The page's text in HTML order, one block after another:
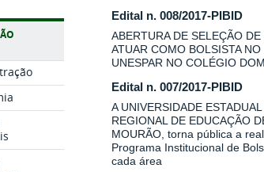
Edital n. 008/2017-PIBID
ABERTURA DE SELEÇÃO
ATUAR COMO BOLSISTA
UNESPAR NO COLÉGIO
Edital n. 007/2017-PIBID
A UNIVERSIDADE
REGIONAL DE EDUCAÇÃO
MOURÃO, torna pública a
Programa Institucional de
cada área